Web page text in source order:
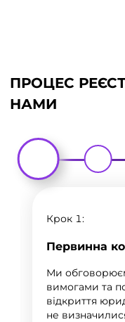
ПРОЦЕС
НАМИ
Крок 1:
Первинна
Ми
вимогами та
відкриття
не